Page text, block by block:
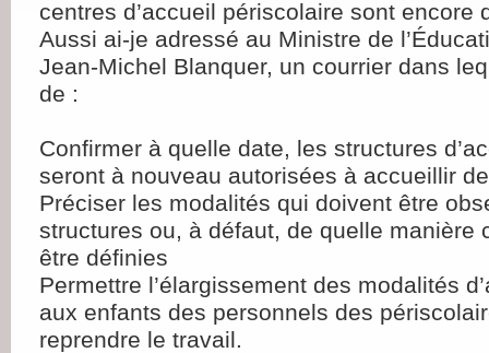
centres d’accueil périscolaire sont encore
Aussi ai-je adressé au Ministre de
Jean-Michel Blanquer, un courrier dans
de :
Confirmer à quelle date, les structures
seront à nouveau autorisées à accueillir
Préciser les modalités qui doivent être
structures ou, à défaut, de quelle manière
être définies
Permettre l’élargissement des modalités
aux enfants des personnels des
reprendre le travail.